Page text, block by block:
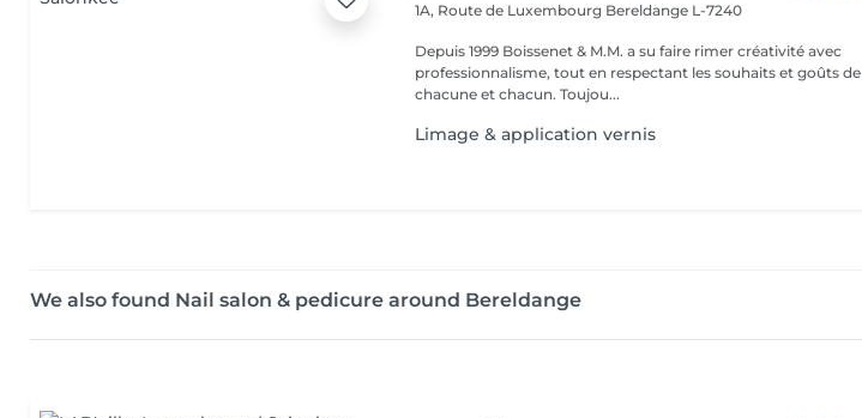
1A, Route de Luxembourg Bereldange L-7240
Depuis 1999 Boissenet & M.M. a su faire rimer créativité avec
professionnalisme, tout en respectant les souhaits et goûts de
chacune et chacun. Toujou...
Limage & application vernis
We also found Nail salon & pedicure around Bereldange